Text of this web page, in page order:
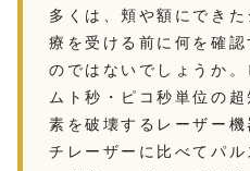
多くは、頬や額にでき
療を受ける前に何を確
のではないでしょうか
ムト秒・ピコ秒単位の
素を破壊するレーザー
チレーザーに比べてパ